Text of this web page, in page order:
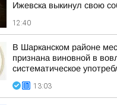
Ижевска выкинул свою
12:40
В Шарканском районе
признана виновной в
систематическое
13:03